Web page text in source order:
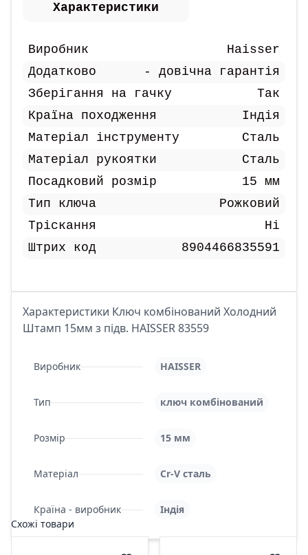
Характеристики
Виробник
Haisser
Додатково
- довічна гарантія
Зберігання на гачку
Так
Країна походження
Індія
Матеріал інструменту
Сталь
Матеріал рукоятки
Сталь
Посадковий розмір
15 мм
Тип ключа
Рожковий
Тріскання
Ні
Штрих код
8904466835591
Характеристики Ключ комбiнований Холодний
Штамп 15мм з підв. HAISSER 83559
Виробник HAISSER
Тип ключ комбінований
Розмір 15 мм
Матеріал Cr-V сталь
Країна - виробник
Індія
Схожі товари